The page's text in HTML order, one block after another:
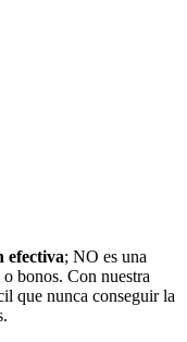
efectiva; NO es una
bonos. Con nuestra
que nunca conseguir la